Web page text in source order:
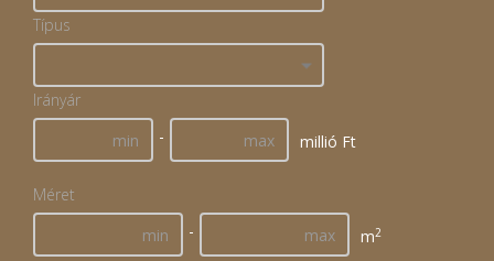
Típus
Irányár
-
millió Ft
Méret
-
m2